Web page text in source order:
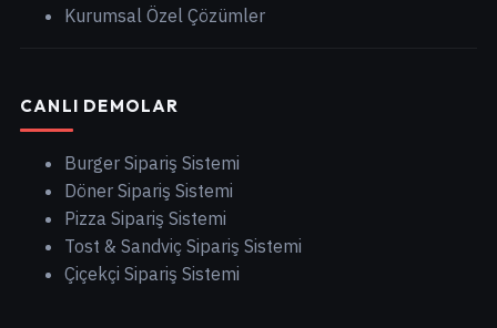
Kurumsal Özel Çözümler
CANLI DEMOLAR
Burger Sipariş Sistemi
Döner Sipariş Sistemi
Pizza Sipariş Sistemi
Tost & Sandviç Sipariş Sistemi
Çiçekçi Sipariş Sistemi